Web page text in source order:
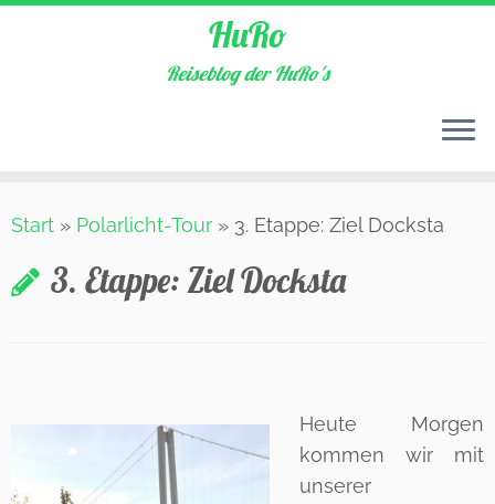
Inhalt
HuRo
Reiseblog der HuRo's
Start » Polarlicht-Tour » 3. Etappe: Ziel Docksta
3. Etappe: Ziel Docksta
Heute Morgen
kommen wir mit
unserer